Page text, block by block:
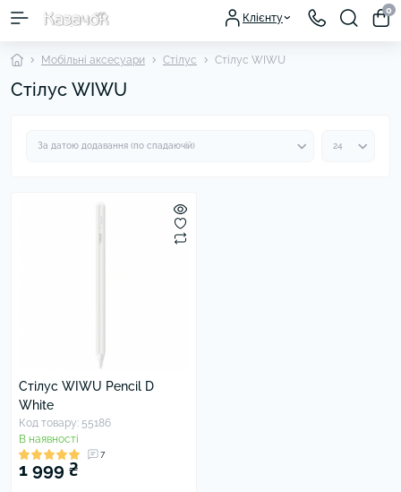
Клієнту
0
Мобільні аксесуари Стілус Стілус WIWU
Стілус WIWU
Стілус WIWU Pencil D
White
Код товару: 55186
В наявності
7
1 999 ₴